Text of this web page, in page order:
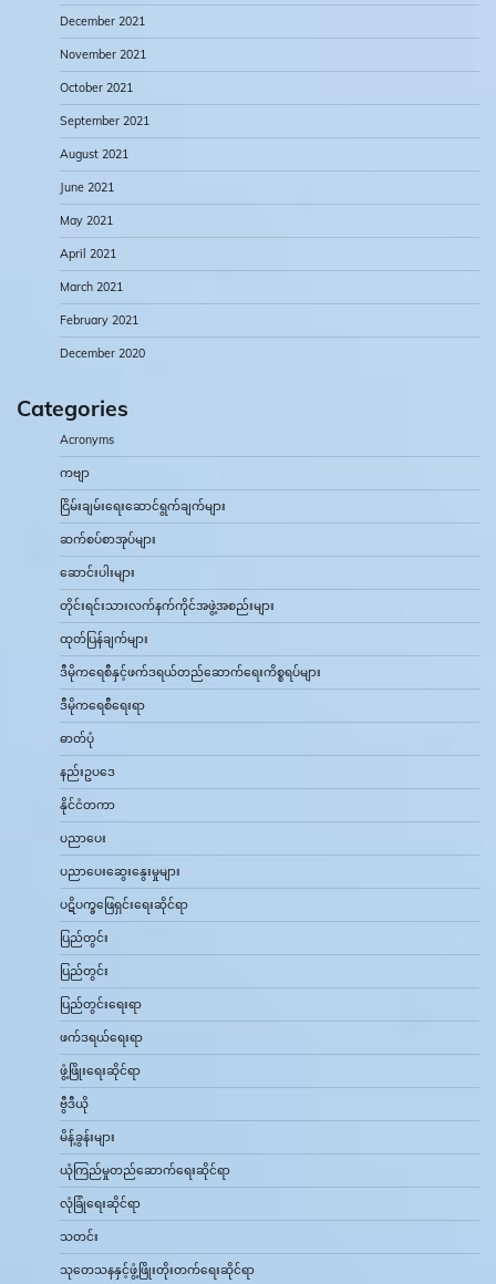
December 2021
November 2021
October 2021
September 2021
August 2021
June 2021
May 2021
April 2021
March 2021
February 2021
December 2020
Categories
Acronyms
ကဗျာ
ငြိမ်းချမ်းရေးဆောင်ရွက်ချက်များ
ဆက်စပ်စာအုပ်များ
ဆောင်းပါးများ
တိုင်းရင်းသားလက်နက်ကိုင်အဖွဲ့အစည်းများ
ထုတ်ပြန်ချက်များ
ဒီမိုကရေစီနှင့်ဖက်ဒရယ်တည်ဆောက်‌ရေးကိစ္စရပ်များ
ဒီမိုကရေစီရေးရာ
ဓာတ်ပုံ
နည်းဥပဒေ
နိုင်ငံတကာ
ပညာပေး
ပညာပေးဆွေးနွေးမှုများ
ပဋိပက္ခဖြေရှင်းရေးဆိုင်ရာ
ပြည်တွင်း
ပြည်တွင်း
ပြည်တွင်းရေးရာ
ဖက်ဒရယ်ရေးရာ
ဖွံ့ဖြိုးရေးဆိုင်ရာ
ဗွီဒီယို
မိန့်ခွန်းများ
ယုံကြည်မှုတည်ဆောက်ရေးဆိုင်ရာ
လုံခြုံရေးဆိုင်ရာ
သတင်း
သုတေသနနှင့်ဖွံ့ဖြိုးတိုးတက်ရေးဆိုင်ရာ